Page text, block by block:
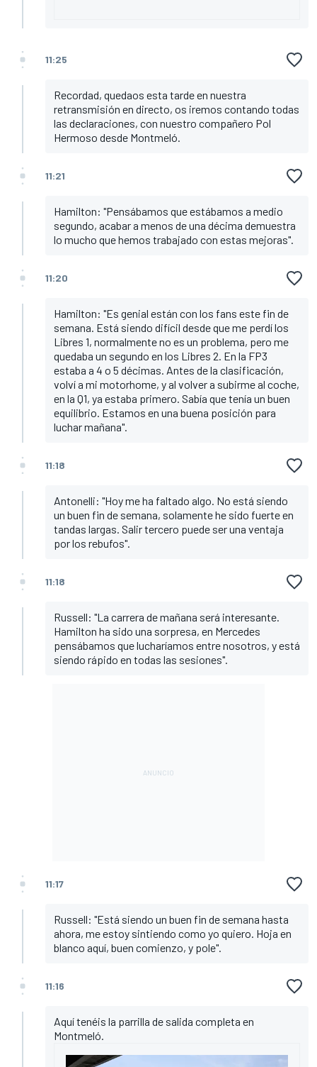
11:25
Recordad, quedaos esta tarde en nuestra
retransmisión en directo, os iremos contando todas
las declaraciones, con nuestro compañero Pol
Hermoso desde Montmeló.
11:21
Hamilton: "Pensábamos que estábamos a medio
segundo, acabar a menos de una décima demuestra
lo mucho que hemos trabajado con estas mejoras".
11:20
Hamilton: "Es genial están con los fans este fin de
semana. Está siendo difícil desde que me perdí los
Libres 1, normalmente no es un problema, pero me
quedaba un segundo en los Libres 2. En la FP3
estaba a 4 o 5 décimas. Antes de la clasificación,
volví a mi motorhome, y al volver a subirme al coche,
en la Q1, ya estaba primero. Sabía que tenía un buen
equilibrio. Estamos en una buena posición para
luchar mañana".
11:18
Antonelli: "Hoy me ha faltado algo. No está siendo
un buen fin de semana, solamente he sido fuerte en
tandas largas. Salir tercero puede ser una ventaja
por los rebufos".
11:18
Russell: "La carrera de mañana será interesante.
Hamilton ha sido una sorpresa, en Mercedes
pensábamos que lucharíamos entre nosotros, y está
siendo rápido en todas las sesiones".
11:17
Russell: "Está siendo un buen fin de semana hasta
ahora, me estoy sintiendo como yo quiero. Hoja en
blanco aquí, buen comienzo, y pole".
11:16
Aquí tenéis la parrilla de salida completa en
Montmeló.